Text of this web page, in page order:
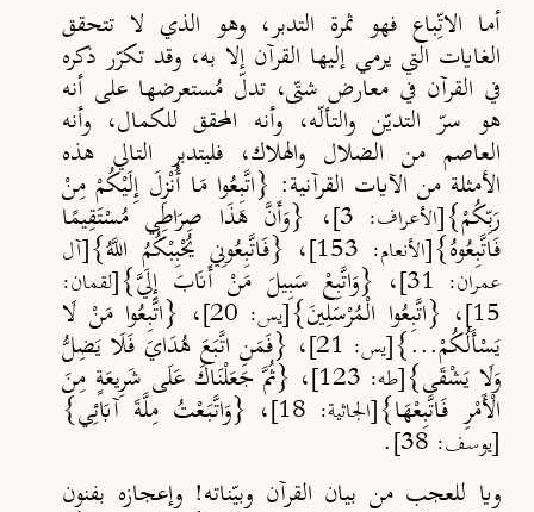
أما الاتِّباع فهو ثمرة التدبر، وهو الذي لا تتحقق
الغايات التي يرمي إليها القرآن إلا به، وقد تكرّر ذكره
في القرآن في معارض شتّى، تدلّ مُستعرضها على أنه
هو سرّ التديّن والتألّه، وأنه المحقق للكمال، وأنه
العاصم من الضلال والهلاك، فليتدبر التالي هذه
الأمثلة من الآيات القرآنية: {اتَّبِعُوا مَا أُنْزِلَ إِلَيْكُمْ مِنْ
رَبِّكُمْ}[الأعراف: 3] ، {وَأَنَّ هَذَا صِرَاطِي مُسْتَقِيمًا
فَاتَّبِعُوهُ}[الأنعام: 153] ، {فَاتَّبِعُونِي يُحْبِبْكُمُ اللَّهُ}[آل
عمران: 31] ، {وَاتَّبِعْ سَبِيلَ مَنْ أَنَابَ إِلَيَّ}[لقمان:
15] ، {اتَّبِعُوا الْمُرْسَلِينَ}[يس: 20] ، {اتَّبِعُوا مَنْ لَا
يَسْأَلُكُمْ...}[يس: 21] ، {فَمَنِ اتَّبَعَ هُدَايَ فَلَا يَضِلُّ
وَلَا يَشْقَى}[طه: 123] ، {ثُمَّ جَعَلْنَاكَ عَلَى شَرِيعَةٍ مِنَ
الْأَمْرِ فَاتَّبِعْهَا}[الجاثية: 18] ، {وَاتَّبَعْتُ مِلَّةَ آبَائِي}
[يوسف: 38]
.
ويا للعجب من بيان القرآن وبيّناته! وإعجازه بفنون